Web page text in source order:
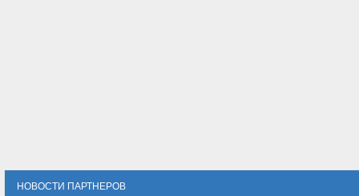
НОВОСТИ ПАРТНЕРОВ